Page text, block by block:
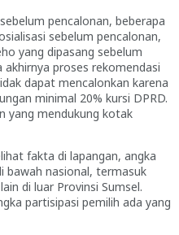
pencalonan, beberapa
sebelum pencalonan,
yang dipasang sebelum
proses rekomendasi
dapat mencalonkan karena
minimal 20% kursi DPRD.
yang mendukung kotak
fakta di lapangan, angka
bawah nasional, termasuk
di luar Provinsi Sumsel.
partisipasi pemilih ada yang